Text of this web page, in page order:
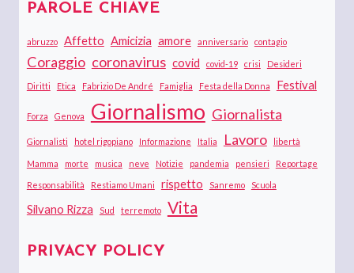
PAROLE CHIAVE
abruzzo Affetto Amicizia amore anniversario contagio
Coraggio coronavirus covid covid-19 crisi Desideri
Diritti Etica Fabrizio De André Famiglia Festa della Donna Festival
Forza Genova Giornalismo Giornalista
Giornalisti hotel rigopiano Informazione Italia Lavoro libertà
Mamma morte musica neve Notizie pandemia pensieri Reportage
Responsabilità Restiamo Umani rispetto Sanremo Scuola
Silvano Rizza Sud terremoto Vita
PRIVACY POLICY